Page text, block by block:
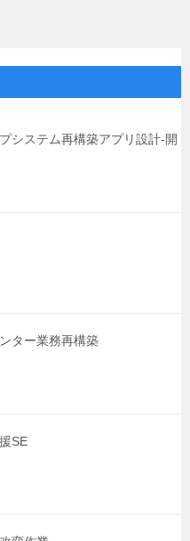
システム再構築アプリ設計-開
ター業務再構築
SE